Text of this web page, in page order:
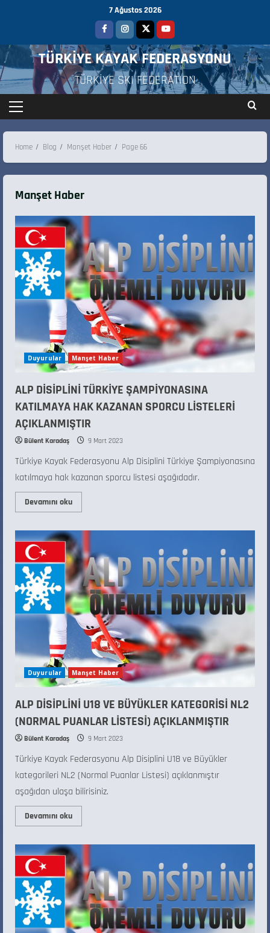
7 Ağustos 2026
TÜRKİYE KAYAK FEDERASYONU
TÜRKİYE SKI FEDERATION
Home Blog Manşet Haber Page 66
Manşet Haber
Duyurular Manşet Haber
ALP DİSİPLİNİ TÜRKİYE ŞAMPİYONASINA
KATILMAYA HAK KAZANAN SPORCU LİSTELERİ
AÇIKLANMIŞTIR
Bülent Karadaş 9 Mart 2023
Türkiye Kayak Federasyonu Alp Disiplini Türkiye Şampiyonasına
katılmaya hak kazanan sporcu listesi aşağıdadır.
Devamını oku
Duyurular Manşet Haber
ALP DİSİPLİNİ U18 VE BÜYÜKLER KATEGORİSİ NL2
(NORMAL PUANLAR LİSTESİ) AÇIKLANMIŞTIR
Bülent Karadaş 9 Mart 2023
Türkiye Kayak Federasyonu Alp Disiplini U18 ve Büyükler
kategorileri NL2 (Normal Puanlar Listesi) açıklanmıştır
aşağıdan ulaşa bilirisiniz.
Devamını oku